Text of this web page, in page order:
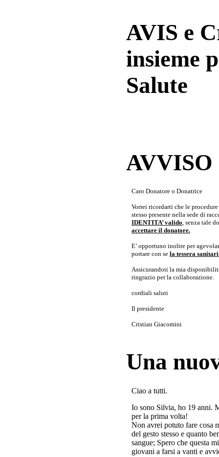
AVIS e
insieme
Salute
Caro Donatore o Donatrice
Vorrei ricordarti che le
stesso presente nella sede di
IDENTITA’ valido, senza tale
accettare il donatore.
E’ opportuno inoltre per
portare con se la tessera
Assicurandoti la mia
ringrazio per la collaborazione.
cordiali saluti
Il presidente
Cristian Giacomini
Una
Ciao a tutti.
Io sono Silvia, ho 19 anni.
per la prima volta!
Non avrei potuto fare cosa
del gesto stesso e quanto
sangue; Spero che questa
giovani a farsi a vanti e